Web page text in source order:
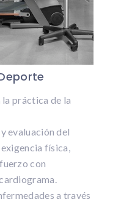
la práctica de la
evaluación del
física,
con
a través